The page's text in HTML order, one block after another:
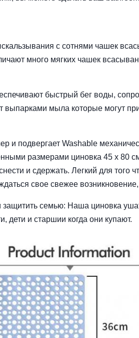
с сотнями чашек
много мягких чашек
быстрый бег воды,
выпарками мыла которые могут
и подвергает Washable
размерами циновка 45 x 80
и сдержать. Легкий для того
свое свежее
семью: Наша циновка
дети и старшии когда они купают.